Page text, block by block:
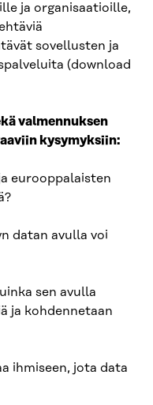
ja organisaatioille,
sovellusten ja
(download
valmennuksen
kysymyksiin:
eurooppalaisten
datan avulla voi
sen avulla
ja kohdennetaan
ihmiseen, jota data